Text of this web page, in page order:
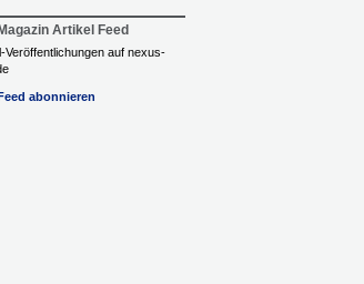
Artikel Feed
Veröffentlichungen auf nexus-
abonnieren